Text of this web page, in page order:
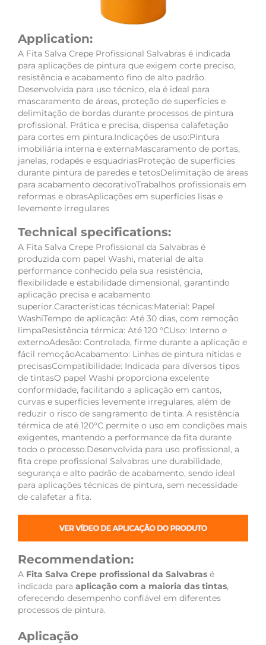
Application:
A Fita Salva Crepe Profissional Salvabras é indicada
para aplicações de pintura que exigem corte preciso,
resistência e acabamento fino de alto padrão.
Desenvolvida para uso técnico, ela é ideal para
mascaramento de áreas, proteção de superfícies e
delimitação de bordas durante processos de pintura
profissional. Prática e precisa, dispensa calafetação
para cortes em pintura.Indicações de uso:Pintura
imobiliária interna e externaMascaramento de portas,
janelas, rodapés e esquadriasProteção de superfícies
durante pintura de paredes e tetosDelimitação de áreas
para acabamento decorativoTrabalhos profissionais em
reformas e obrasAplicações em superfícies lisas e
levemente irregulares
Technical specifications:
A Fita Salva Crepe Profissional da Salvabras é
produzida com papel Washi, material de alta
performance conhecido pela sua resistência,
flexibilidade e estabilidade dimensional, garantindo
aplicação precisa e acabamento
superior.Características técnicas:Material: Papel
WashiTempo de aplicação: Até 30 dias, com remoção
limpaResistência térmica: Até 120 °CUso: Interno e
externoAdesão: Controlada, firme durante a aplicação e
fácil remoçãoAcabamento: Linhas de pintura nítidas e
precisasCompatibilidade: Indicada para diversos tipos
de tintasO papel Washi proporciona excelente
conformidade, facilitando a aplicação em cantos,
curvas e superfícies levemente irregulares, além de
reduzir o risco de sangramento de tinta. A resistência
térmica de até 120°C permite o uso em condições mais
exigentes, mantendo a performance da fita durante
todo o processo.Desenvolvida para uso profissional, a
fita crepe profissional Salvabras une durabilidade,
segurança e alto padrão de acabamento, sendo ideal
para aplicações técnicas de pintura, sem necessidade
de calafetar a fita.
Recommendation:
A Fita Salva Crepe profissional da Salvabras é
indicada para aplicação com a maioria das tintas,
oferecendo desempenho confiável em diferentes
processos de pintura.
Aplicação